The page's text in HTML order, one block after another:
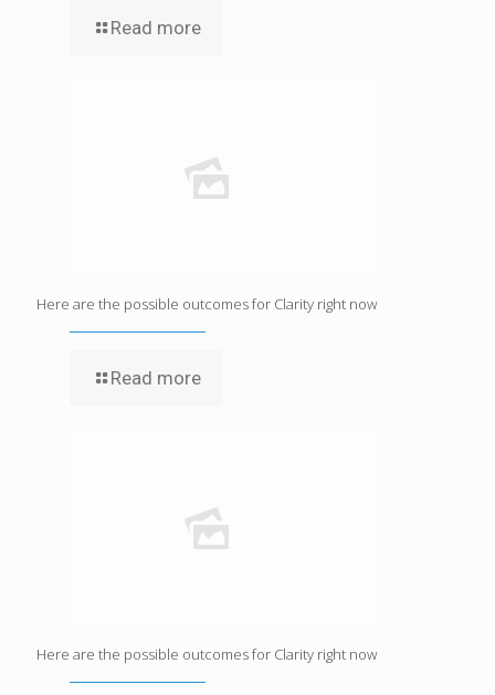
Read more
Here are the possible outcomes for Clarity right now
Read more
Here are the possible outcomes for Clarity right now